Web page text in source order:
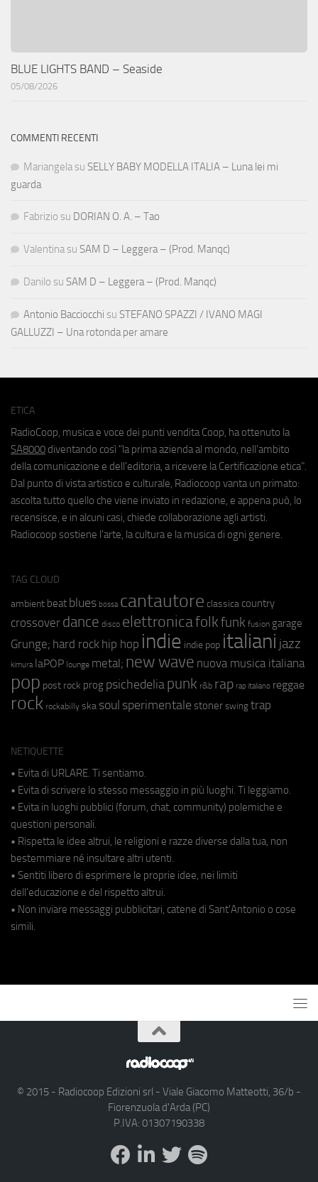
BLUE LIGHTS BAND – Seaside
05/08/2026
COMMENTI RECENTI
Mariangela su SELLY BABY MODELLA ITALIA – Luna lei mi
guarda
Fabrizio su DORIAN O. A. – Tao
Valentina su SAM D – Leggera – (Prod. Manqc)
Danilo su SAM D – Leggera – (Prod. Manqc)
Antonio Bacciocchi su STEFANO SPAZZI / IVANO MAGI
GALLUZZI – Una rotonda per amare
ETICA
RadioCoop, musica e voce dei punti vendita Coop, ha ottenuto la
SA8000 diventando così "la prima azienda al mondo, nell'ambito
della comunicazione e dell'editoria, a ricevere la Certificazione etica".
Dal punto di vista artistico e culturale, Radiocoop vanta un primato:
ascolta tutto quello che viene inviato in redazione, e appena può, lo
recensisce, e in alcuni casi, chiede collaborazione agli artisti.
Radiocoop sostiene l'arte, la cultura e la musica di ogni genere.
TAG CLOUD
ambient beat blues bossa cantautore classica country
crossover dance disco elettronicafolkfunk fusion garage
Grunge; hard rock hip hop indie indie pop italiani jazz
kimura laPOP lounge metal; new wave nuova musica italiana
pop post rock prog psichedeliapunk r&b rap rap italiano reggae
rock rockabilly ska soul sperimentale stoner swing trap
NETIQUETTE
• Evita di URLARE. Ti sentiamo.
• Evita di scrivere lo stesso messaggio in più luoghi. Ti leggiamo.
• Evita in luoghi pubblici (forum, chat, community) polemiche e
questioni personali.
• Rispetta le idee altrui, le religioni e razze diverse dalla tua, non
bestemmiare né insultare altri utenti.
• Sentiti libero di esprimere le proprie idee, nei limiti
dell'educazione e del rispetto altrui.
• Non inviare messaggi pubblicitari, catene di Sant'Antonio o cose
simili.
© 2015 - Radiocoop Edizioni srl - Viale Giacomo Matteotti, 36/b -
Fiorenzuola d'Arda (PC)
P.IVA: 01307190338